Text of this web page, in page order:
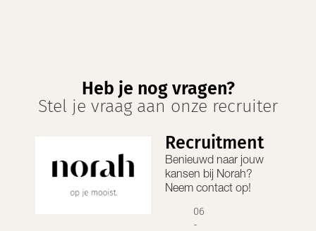
Heb je nog vragen?
Stel je vraag aan onze recruiter
Recruitment
Benieuwd naar jouw
kansen bij Norah?
Neem contact op!
06
-